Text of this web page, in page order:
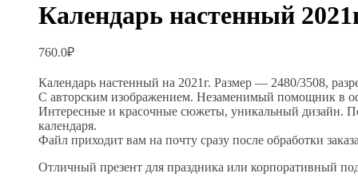
Календарь настенный
760.0₽
Календарь настенный на 2021г. Размер — 2480/3508,
С авторским изображением. Незаменимый помощник в
Интересные и красочные сюжеты, уникальный дизайн.
календаря.
Файл приходит вам на почту сразу после обработки
Отличный презент для праздника или корпоративный